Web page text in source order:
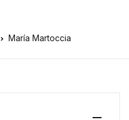
María Martoccia